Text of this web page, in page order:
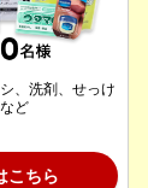
、洗剤、せっけ
ど
こちら